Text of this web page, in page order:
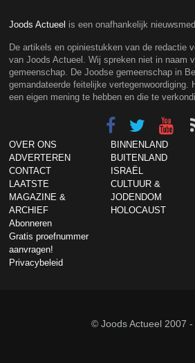
Joods Actueel is een onafhankelijk
De artikels en opiniestukken van de redactie
van Joods Actueel. Wij spreken niet in naam
gemeenschap. De Joodse gemeenschap in
gemandateerde feitelijke vertegenwoordiging.
een eigen mening te hebben en die te
OVER ONS
ADVERTEREN
CONTACT
LAATSTE
MAGAZINE &
ARCHIEF
Abonneren
Gratis proefnummer
aanvragen!
Privacybeleid
BINNENLAND
BUITENLAND
ISRAËL
CULTUUR &
JODENDOM
HOLOCAUST
© Joods Actueel 2007 -